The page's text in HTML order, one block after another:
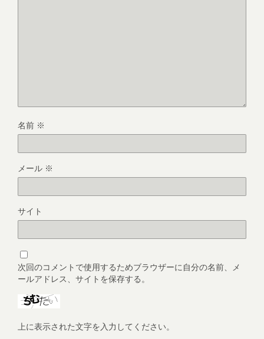
名前 ※
メール ※
サイト
次回のコメントで使用するためブラウザーに自分の名前、メ
ールアドレス、サイトを保存する。
上に表示された文字を入力してください。